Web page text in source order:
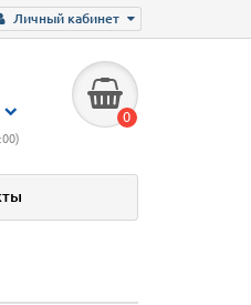
Личный кабинет
0